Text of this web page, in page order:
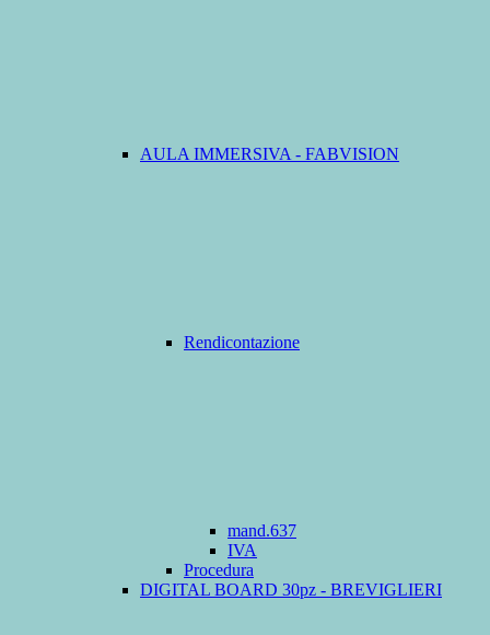
AULA IMMERSIVA - FABVISION
Rendicontazione
mand.637
IVA
Procedura
DIGITAL BOARD 30pz - BREVIGLIERI